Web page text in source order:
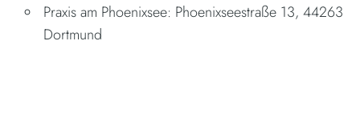
Praxis am Phoenixsee: Phoenixseestraße 13, 44263
Dortmund